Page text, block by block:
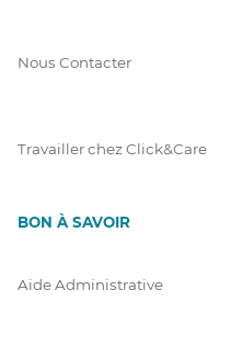
Nous Contacter
Travailler chez Click&Care
BON À SAVOIR
Aide Administrative